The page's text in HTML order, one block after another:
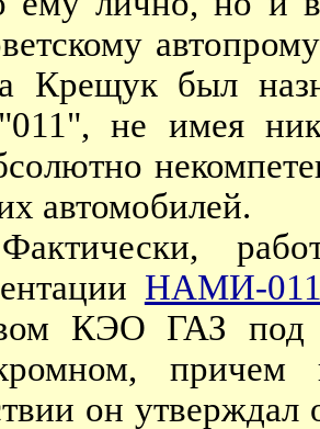
Крещук был
не имея
автомобилей.
работы
НАМИ-
КЭО ГАЗ под
причем
он утверждал